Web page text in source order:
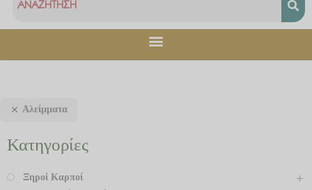
Αλείμματα
Κατηγορίες
Ξηροί Καρποί